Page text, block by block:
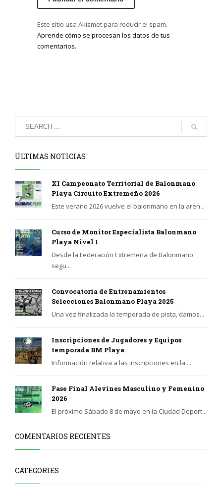
Este sitio usa Akismet para reducir el spam.
Aprende cómo se procesan los datos de tus
comentarios.
ÚLTIMAS NOTICIAS
XI Campeonato Territorial de Balonmano
Playa Circuito Extremeño 2026
Este verano 2026 vuelve el balonmano en la aren...
Curso de Monitor Especialista Balonmano
Playa Nivel 1
Desde la Federación Extremeña de Balonmano
segu...
Convocatoria de Entrenamientos
Selecciones Balonmano Playa 2025
Una vez finalizada la temporada de pista, damos...
Inscripciones de Jugadores y Equipos
temporada BM Playa
Información relativa a las inscripciones en la ...
Fase Final Alevines Masculino y Femenino
2026
El próximo Sábado 8 de mayo en la Ciudad Deport...
COMENTARIOS RECIENTES
CATEGORIES